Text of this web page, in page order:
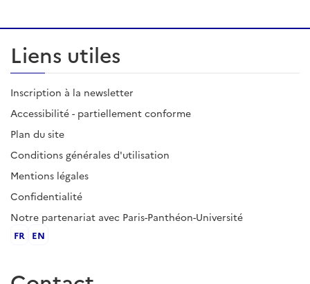
Liens utiles
Inscription à la newsletter
Accessibilité - partiellement conforme
Plan du site
Conditions générales d'utilisation
Mentions légales
Confidentialité
Notre partenariat avec Paris-Panthéon-Université
FR EN